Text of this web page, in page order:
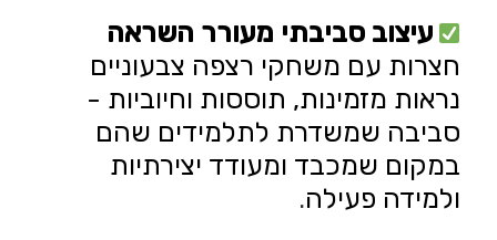
עיצוב סביבתי מעורר השראה
חצרות עם משחקי רצפה צבעוניים
נראות מזמינות, תוססות וחיוביות -
סביבה שמשדרת לתלמידים שהם
במקום שמכבד ומעודד יצירתיות
ולמידה פעילה.